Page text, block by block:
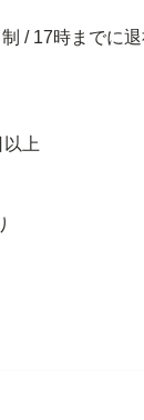
/ 17時までに
上